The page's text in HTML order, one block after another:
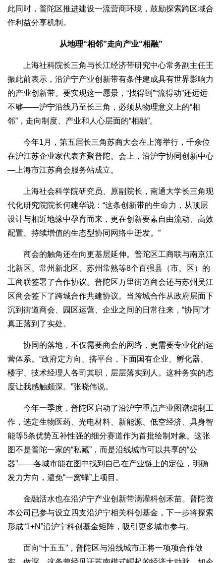
此同时，普陀区推进建设一流营商环境，鼓励探索跨区域合
作利益分享机制。
从地理“相邻”走向产业“相融”
上海社科院长三角与长江经济带研究中心常务副主任王
振此前表示，沿沪宁产业创新带有条件建成具有世界影响力
的产业创新带。要实现这一愿景，“找得到”“流得动”还远远
不够——沪宁沿线乃至长三角，必须从物理意义上的“相
邻”，走向制度、产业和人心层面的“相融”。
今年1月，第五届长三角苏商大会在上海举行，千余位
在沪江苏企业家代表齐聚普陀。会上，沿沪宁协同创新中心
—上海市江苏商会服务站成立。
上海社会科学院研究员、原副院长，南通大学长三角现
代化研究院院长何建华说：“这条创新带的生命力，从顶层
设计与相近地缘中孕育而来，更在创新要素自由流动、高效
配置、持续增值的生态型协同网络中迸发。”
商会的触角还在向更基层延伸。普陀区工商联与南京江
北新区、常州新北区、苏州常熟等8个百强县（市、区）的
工商联签署了合作协议。普陀区万里街道商会还与苏州吴江
区商会签下了跨城合作共建协议。当跨城合作从政府层面下
沉到街道商会、园区运营、企业之间的日常往来，“协同”才
真正落到了实处。
协同的落地，不仅需要商会的网络，更需要专业化的运
营体系。“政府定方向、搭平台，下面国有企业、孵化器、
楼宇、技术经理人各司其职，层层落实到人。这种务实的态
度让我感触颇深。”张晓伟说。
今年一季度，普陀区启动了沿沪宁重点产业图谱编制工
作，选定生物医药、光电材料、新能源、低空经济、具身智
能等5条优势互补性强的细分赛道作为首批绘制对象。这张
图不是普陀一家的“私藏”，而是沿线城市可以共享的“公
器”——各城市能在图中找到自己在产业链上的定位，明确
发力方向，避免“一窝蜂”上项目。
金融活水也在沿沪宁产业创新带滴灌科创禾苗。普陀资
本公司已参与设立四支沿沪宁相关科创基金，下一步将探索
形成“1+N”沿沪宁科创基金矩阵，吸引更多城市参与。
面向“十五五”，普陀区与沿线城市正将一项项合作做